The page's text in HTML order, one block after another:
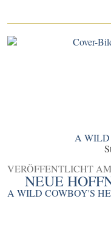
A WILD
VERÖFFENTLICHT AM
NEUE
A WILD COWBOY'S